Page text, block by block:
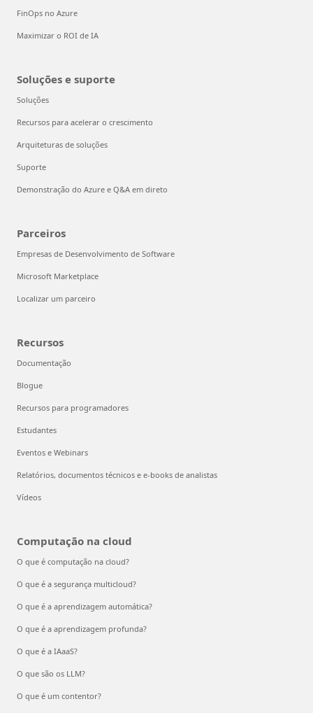
FinOps no Azure
Maximizar o ROI de IA
Soluções e suporte
Soluções
Recursos para acelerar o crescimento
Arquiteturas de soluções
Suporte
Demonstração do Azure e Q&A em direto
Parceiros
Empresas de Desenvolvimento de Software
Microsoft Marketplace
Localizar um parceiro
Recursos
Documentação
Blogue
Recursos para programadores
Estudantes
Eventos e Webinars
Relatórios, documentos técnicos e e-books de analistas
Vídeos
Computação na cloud
O que é computação na cloud?
O que é a segurança multicloud?
O que é a aprendizagem automática?
O que é a aprendizagem profunda?
O que é a IAaaS?
O que são os LLM?
O que é um contentor?